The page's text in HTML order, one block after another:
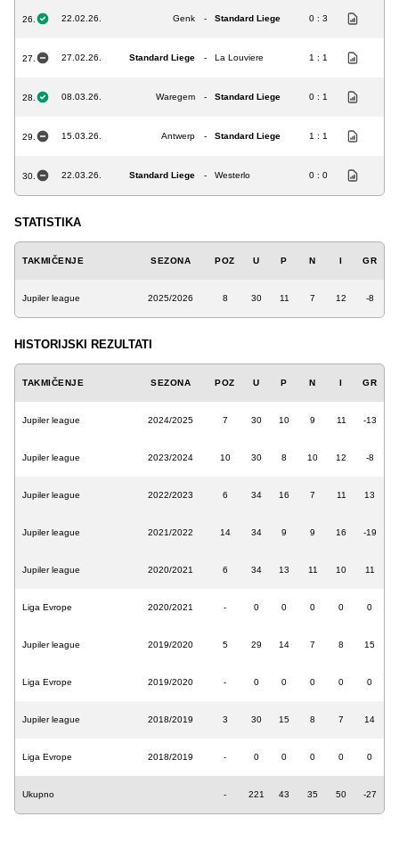
26. 22.02.26. Genk - Standard Liege 0 : 3
27. 27.02.26. Standard Liege - La Louviere 1 : 1
28. 08.03.26. Waregem - Standard Liege 0 : 1
29. 15.03.26. Antwerp - Standard Liege 1 : 1
30. 22.03.26. Standard Liege - Westerlo 0 : 0
STATISTIKA
TAKMIČENJE SEZONA POZ U P N I GR
Jupiler league 2025/2026 8 30 11 7 12 -8
HISTORIJSKI REZULTATI
TAKMIČENJE SEZONA POZ U P N I GR
Jupiler league 2024/2025 7 30 10 9 11 -13
Jupiler league 2023/2024 10 30 8 10 12 -8
Jupiler league 2022/2023 6 34 16 7 11 13
Jupiler league 2021/2022 14 34 9 9 16 -19
Jupiler league 2020/2021 6 34 13 11 10 11
Liga Evrope 2020/2021 - 0 0 0 0 0
Jupiler league 2019/2020 5 29 14 7 8 15
Liga Evrope 2019/2020 - 0 0 0 0 0
Jupiler league 2018/2019 3 30 15 8 7 14
Liga Evrope 2018/2019 - 0 0 0 0 0
Ukupno - 221 43 35 50 -27